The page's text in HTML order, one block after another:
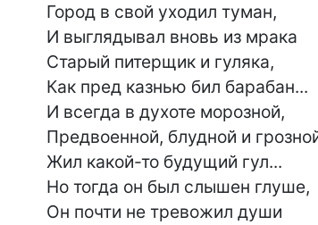
Город в свой уходил туман,
И выглядывал вновь из мрака
Старый питерщик и гуляка,
Как пред казнью бил барабан...
И всегда в духоте морозной,
Предвоенной, блудной и
Жил какой-то будущий гул...
Но тогда он был слышен глуше,
Он почти не тревожил души